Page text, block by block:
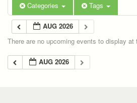
Categories Tags
AUG 2026
There are no upcoming events to display at
AUG 2026